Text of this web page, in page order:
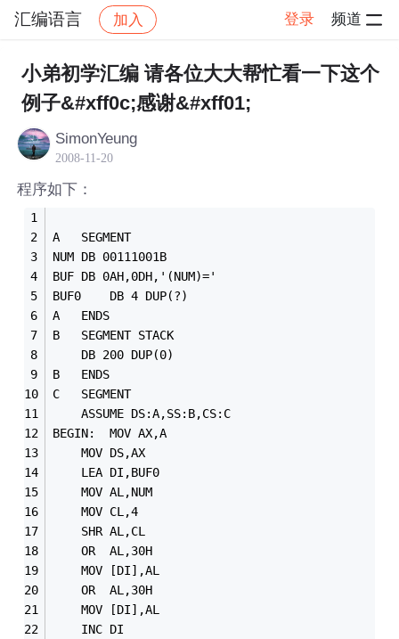
汇编语言 加入 登录 频道
社区 汇编语言 帖子详情
小弟初学汇编 请各位大大帮忙看一下这个
例子&#xff0c;感谢&#xff01;
SimonYeung
2008-11-20
程序如下：
A	SEGMENT
NUM	DB 00111001B
BUF	DB 0AH,0DH,'(NUM)='
BUF0	DB 4 DUP(?)
A	ENDS
B	SEGMENT	STACK
	DB 200 DUP(0)
B	ENDS
C	SEGMENT
	ASSUME DS:A,SS:B,CS:C
BEGIN:	MOV	AX,A
	MOV	DS,AX
	LEA	DI,BUF0
	MOV	AL,NUM
	MOV	CL,4
	SHR	AL,CL
	OR	AL,30H
	MOV	[DI],AL
	OR	AL,30H
	MOV	[DI],AL
	INC	DI